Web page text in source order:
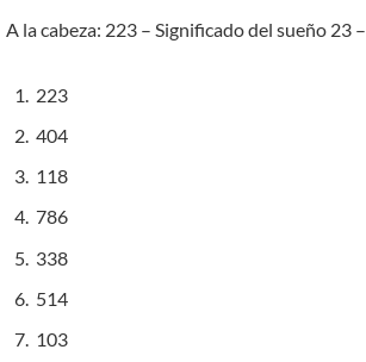
A la cabeza: 223 – Significado del sueño 23 –
223
404
118
786
338
514
103